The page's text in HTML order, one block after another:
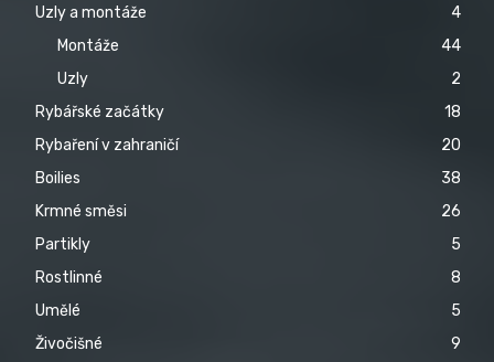
Uzly a montáže
4
Montáže
44
Uzly
2
Rybářské začátky
18
Rybaření v zahraničí
20
Boilies
38
Krmné směsi
26
Partikly
5
Rostlinné
8
Umělé
5
Živočišné
9